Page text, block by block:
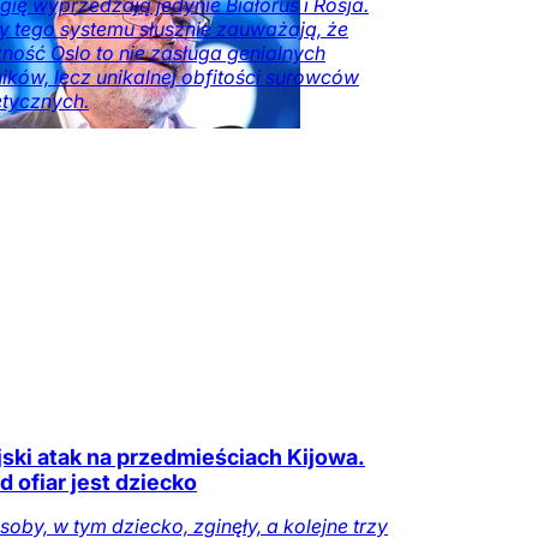
wyprzedzają jedynie Białoruś i Rosja.
tego systemu słusznie zauważają, że
Oslo to nie zasługa genialnych
lecz unikalnej obfitości surowców
atak na przedmieściach Kijowa.
ofiar jest dziecko
w tym dziecko, zginęły, a kolejne trzy